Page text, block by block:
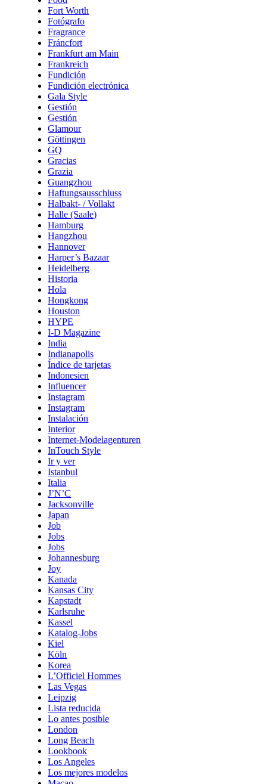
Fort Worth
Fotógrafo
Fragrance
Fráncfort
Frankfurt am Main
Frankreich
Fundición
Fundición electrónica
Gala Style
Gestión
Gestión
Glamour
Göttingen
GQ
Gracias
Grazia
Guangzhou
Haftungsausschluss
Halbakt- / Vollakt
Halle (Saale)
Hamburg
Hangzhou
Hannover
Harper’s Bazaar
Heidelberg
Historia
Hola
Hongkong
Houston
HYPE
I-D Magazine
India
Indianapolis
Índice de tarjetas
Indonesien
Influencer
Instagram
Instagram
Instalación
Interior
Internet-Modelagenturen
InTouch Style
Ir y ver
Istanbul
Italia
J’N’C
Jacksonville
Japan
Job
Jobs
Jobs
Johannesburg
Joy
Kanada
Kansas City
Kapstadt
Karlsruhe
Kassel
Katalog-Jobs
Kiel
Köln
Korea
L’Officiel Hommes
Las Vegas
Leipzig
Lista reducida
Lo antes posible
London
Long Beach
Lookbook
Los Angeles
Los mejores modelos